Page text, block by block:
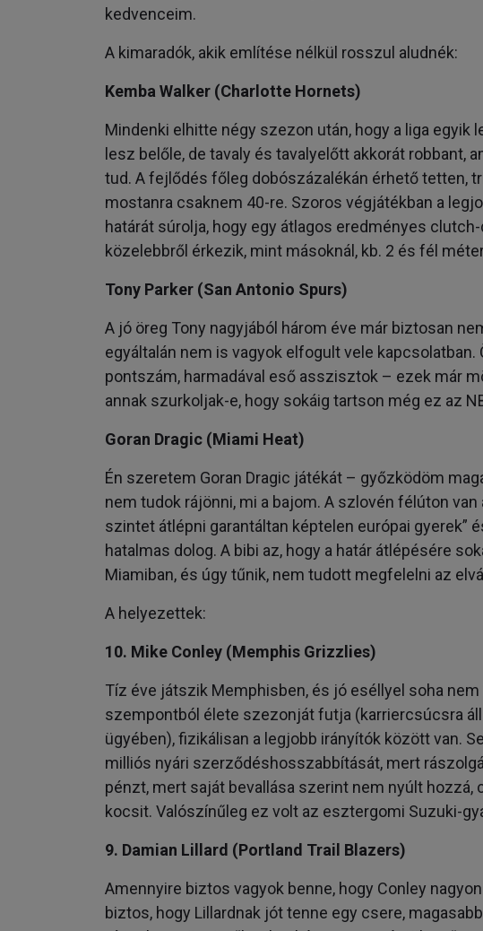
kedvenceim.
A kimaradók, akik említése nélkül rosszul aludnék:
Kemba Walker (Charlotte Hornets)
Mindenki elhitte négy szezon után, hogy a liga
lesz belőle, de tavaly és tavalyelőtt akkorát robbant,
tud. A fejlődés főleg dobószázalékán érhető tetten,
mostanra csaknem 40-re. Szoros végjátékban a
határát súrolja, hogy egy átlagos eredményes
közelebbről érkezik, mint másoknál, kb. 2 és fél
Tony Parker (San Antonio Spurs)
A jó öreg Tony nagyjából három éve már biztosan
egyáltalán nem is vagyok elfogult vele
pontszám, harmadával eső asszisztok – ezek már
annak szurkoljak-e, hogy sokáig tartson még ez az
Goran Dragic (Miami Heat)
Én szeretem Goran Dragic játékát – győzködöm
nem tudok rájönni, mi a bajom. A szlovén félúton
szintet átlépni garantáltan képtelen európai gyerek”
hatalmas dolog. A bibi az, hogy a határ átlépésére
Miamiban, és úgy tűnik, nem tudott megfelelni az
A helyezettek:
10. Mike Conley (Memphis Grizzlies)
Tíz éve játszik Memphisben, és jó eséllyel soha
szempontból élete szezonját futja (karriercsúcsra
ügyében), fizikálisan a legjobb irányítók között van.
milliós nyári szerződéshosszabbítását, mert
pénzt, mert saját bevallása szerint nem nyúlt hozzá,
kocsit. Valószínűleg ez volt az esztergomi Suzuki-
9. Damian Lillard (Portland Trail Blazers)
Amennyire biztos vagyok benne, hogy Conley
biztos, hogy Lillardnak jót tenne egy csere,